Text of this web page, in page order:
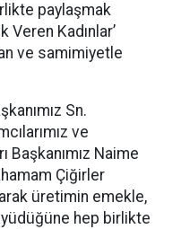
paylaşmak
Veren Kadınlar’
ve samimiyetle
Sn.
ve
Başkanımız Naime
Çiğirler
üretimin emekle,
hep birlikte